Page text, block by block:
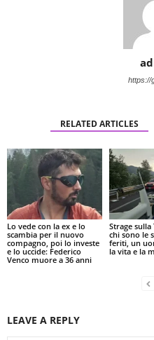
https://
RELATED ARTICLES
Lo vede con la ex e lo
scambia per il nuovo
compagno, poi lo investe
e lo uccide: Federico
Venco muore a 36 anni
Strage
chi sono le
feriti, un
la vita e la
LEAVE A REPLY